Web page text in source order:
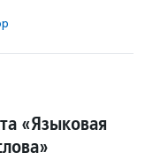
«Языковая